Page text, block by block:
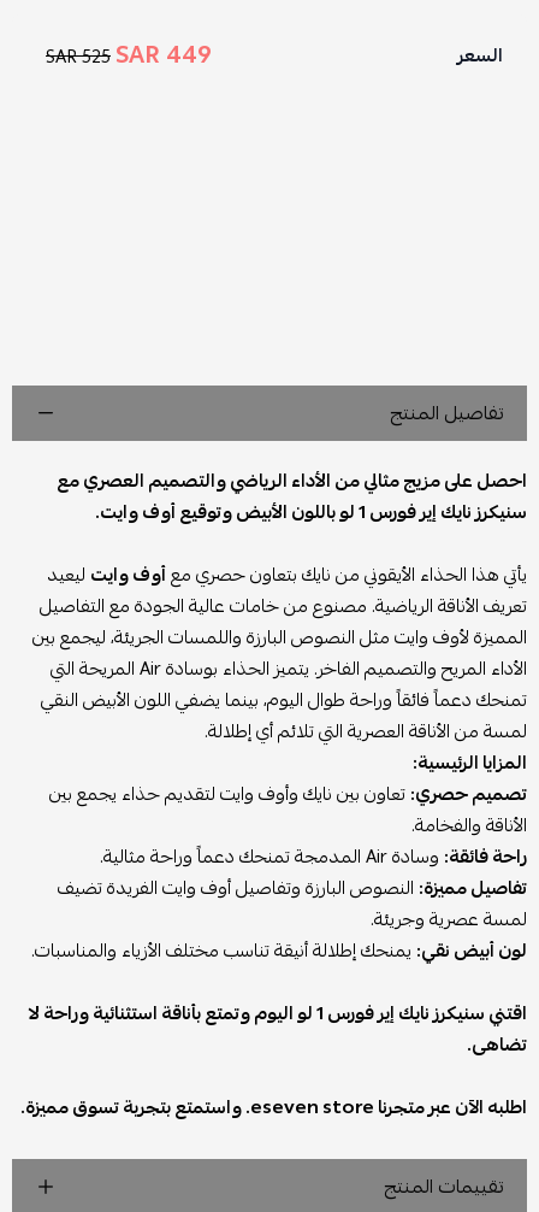
السعر 449 SAR
525 SAR
تفاصيل المنتج
احصل على مزيج مثالي من الأداء الرياضي والتصميم العصري مع
سنيكرز نايك إير فورس 1 لو باللون الأبيض وتوقيع أوف وايت.
يأتي هذا الحذاء الأيقوني من نايك بتعاون حصري معأوف وايت ليعيد
تعريف الأناقة الرياضية. مصنوع من خامات عالية الجودة مع التفاصيل
المميزة لأوف وايت مثل النصوص البارزة واللمسات الجريئة، ليجمع بين
الأداء المريح والتصميم الفاخر. يتميز الحذاء بوسادة Air المريحة التي
تمنحك دعماً فائقاً وراحة طوال اليوم، بينما يضفي اللون الأبيض النقي
لمسة من الأناقة العصرية التي تلائم أي إطلالة.
المزايا الرئيسية:
تصميم حصري:تعاون بين نايك وأوف وايت لتقديم حذاء يجمع بين
الأناقة والفخامة.
راحة فائقة: وسادة Air المدمجة تمنحك دعماً وراحة مثالية.
تفاصيل مميزة: النصوص البارزة وتفاصيل أوف وايت الفريدة تضيف
لمسة عصرية وجريئة.
لون أبيض نقي: يمنحك إطلالة أنيقة تناسب مختلف الأزياء والمناسبات.
اقتني سنيكرز نايك إير فورس 1 لو اليوم وتمتع بأناقة استثنائية وراحة لا
تضاهى.
اطلبه الآن عبر متجرنا eseven store. واستمتع بتجربة تسوق مميزة.
تقييمات المنتج